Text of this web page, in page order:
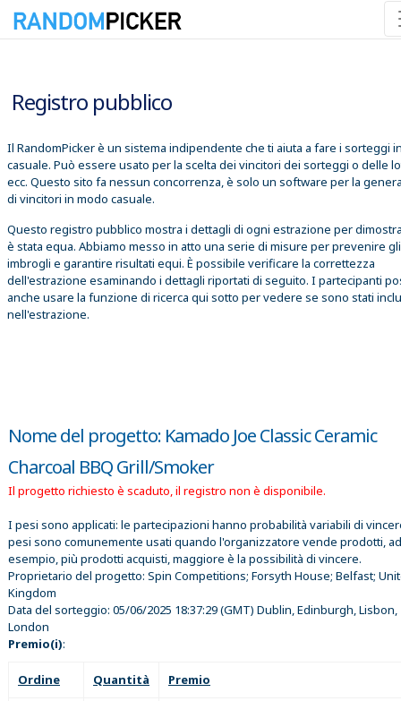
Registro pubblico
Il RandomPicker è un sistema indipendente che ti aiuta a fare i sorteggi
casuale. Può essere usato per la scelta dei vincitori dei sorteggi o delle
ecc. Questo sito fa nessun concorrenza, è solo un software per la
di vincitori in modo casuale.
Questo registro pubblico mostra i dettagli di ogni estrazione per
è stata equa. Abbiamo messo in atto una serie di misure per prevenire gli
imbrogli e garantire risultati equi. È possibile verificare la correttezza
dell'estrazione esaminando i dettagli riportati di seguito. I partecipanti
anche usare la funzione di ricerca qui sotto per vedere se sono stati
nell'estrazione.
Nome del progetto: Kamado Joe Classic Ceramic
Charcoal BBQ Grill/Smoker
Il progetto richiesto è scaduto, il registro non è disponibile.
I pesi sono applicati: le partecipazioni hanno probabilità variabili di
pesi sono comunemente usati quando l'organizzatore vende prodotti, ad
esempio, più prodotti acquisti, maggiore è la possibilità di vincere.
Proprietario del progetto: Spin Competitions; Forsyth House; Belfast;
Kingdom
Data del sorteggio: 05/06/2025 18:37:29(GMT) Dublin, Edinburgh, Lisbon,
London
Premio(i):
Ordine Quantità
Premio